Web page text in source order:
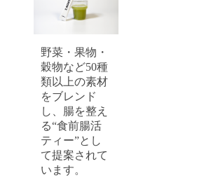
野菜・果物・
穀物など50種
類以上の素材
をブレンド
し、腸を整え
る“食前腸活
ティー”とし
て提案されて
います。